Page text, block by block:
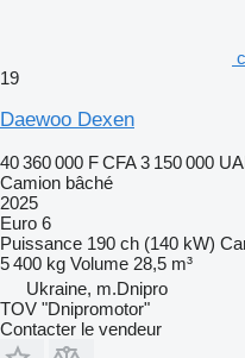
19
Daewoo Dexen
40 360 000 F CFA 3 150 000
Camion bâché
2025
Euro 6
Puissance 190 ch (140 kW)
5 400 kg Volume 28,5 m³
Ukraine, m.Dnipro
TOV "Dnipromotor"
Contacter le vendeur